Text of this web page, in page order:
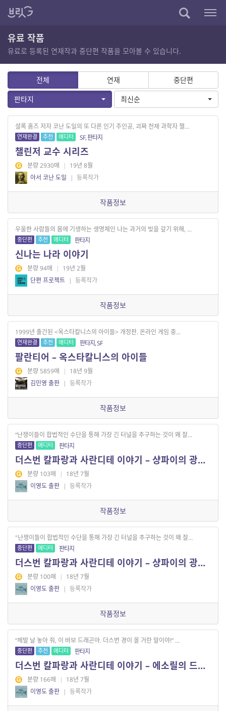
유료 작품
유료로 등록된 연재작과 중단편 작품을 모아볼 수 있습니다.
전체 연재
중단편
판타지
최신순
셜록 홈즈 저자 코난 도일의 또 다른 인기 주인공, 괴짜 천재 과학자 챌...
연재완결 추천 에디터 SF, 판타지
챌린저 교수 시리즈
분량 2930매 | 19년 8월
아서 코난 도일
| 등록작가
작품정보
우울한 사람들의 몸에 기생하는 생명체인 나는 과거의 빚을 갚기 위해, ...
중단편 추천 에디터 판타지
신나는 나라 이야기
분량 94매 | 19년 2월
단편 프로젝트 | 등록작가
작품정보
1999년 출간된 <옥스타칼니스의 아이들> 개정판. 온라인 게임 중...
연재완결 추천 에디터 판타지, SF
팔란티어 – 옥스타칼니스의 아이들
분량 5859매 | 18년 9월
김민영 출판 | 등록작가
작품정보
“난쟁이들이 합법적인 수단을 통해 가장 긴 터널을 추구하는 것이 왜 잘...
중단편 에디터 판타지
더스번 칼파랑과 사란디테 이야기 – 샹파이의 광부들 2
분량 103매 | 18년 7월
이영도 출판 | 등록작가
작품정보
"난쟁이들이 합법적인 수단을 통해 가장 긴 터널을 추구하는 것이 왜 잘...
중단편 에디터 판타지
더스번 칼파랑과 사란디테 이야기 – 샹파이의 광부들 1
분량 100매 | 18년 7월
이영도 출판 | 등록작가
작품정보
“제발 날 놓아 줘, 이 바보 드래곤아. 더스번 경이 올 거란 말이야!” ...
중단편 추천 에디터 판타지
더스번 칼파랑과 사란디테 이야기 – 에소릴의 드래곤
분량 166매 | 18년 7월
이영도 출판 | 등록작가